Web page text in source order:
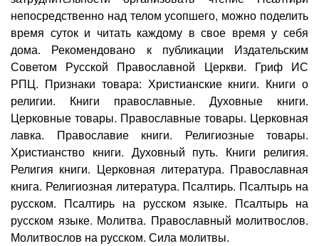
непосредственно над телом усопшего, можно поделить
время суток и читать каждому в свое время у себя
дома. Рекомендовано к публикации Издательским
Советом Русской Православной Церкви. Гриф ИС
РПЦ. Признаки товара: Христианские книги. Книги о
религии. Книги православные. Духовные книги.
Церковные товары. Православные товары. Церковная
лавка. Православие книги. Религиозные товары.
Христианство книги. Духовный путь. Книги религия.
Религия книги. Церковная литература. Православная
книга. Религиозная литература. Псалтирь. Псалтырь на
русском. Псалтирь на русском языке. Псалтырь на
русском языке. Молитва. Православный молитвослов.
Молитвослов на русском. Сила молитвы.